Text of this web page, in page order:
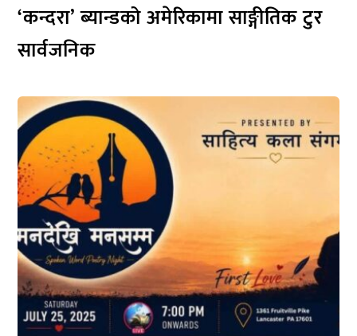
‘कन्दरा’ ब्यान्डको अमेरिकामा साङ्गीतिक टुर
सार्वजनिक